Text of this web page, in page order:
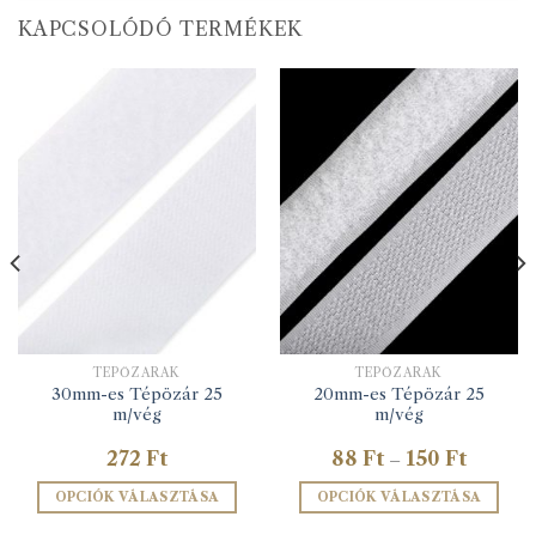
KAPCSOLÓDÓ TERMÉKEK
TÉPŐZÁRAK
30mm-es Tépözár 25
m/vég
272 Ft
OPCIÓK VÁLASZTÁSA
TÉPŐZÁRAK
20mm-es Tépözár 25
m/vég
88 Ft – 150 Ft
88 Ft
-
150 Ft
OPCIÓK VÁLASZTÁSA